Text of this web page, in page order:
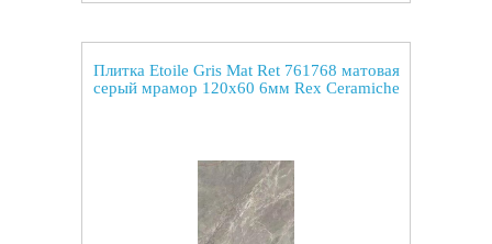
Плитка Etoile Gris Mat Ret 761768 матовая
серый мрамор 120x60 6мм Rex Ceramiche